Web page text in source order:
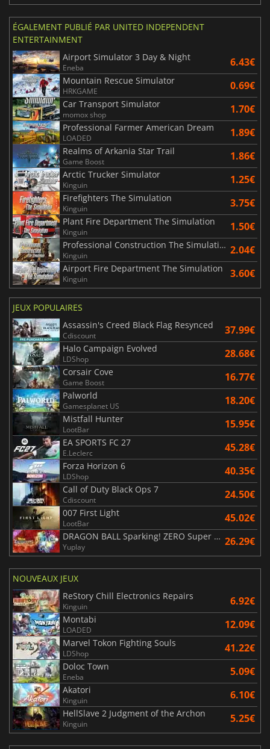
ÉGALEMENT PUBLIÉ PAR UNITED INDEPENDENT
ENTERTAINMENT
Airport Simulator 3 Day & Night
Eneba 6.43€
Mountain Rescue Simulator
HRKGAME 0.69€
Car Transport Simulator
momox shop 1.70€
Professional Farmer American Dream
LOADED 1.89€
Realms of Arkania Star Trail
Game Boost 1.86€
Arctic Trucker Simulator
Kinguin 1.25€
Firefighters The Simulation
Kinguin 3.75€
Plant Fire Department The Simulation
Kinguin 1.50€
Professional Construction The Simulation
Kinguin 2.04€
Airport Fire Department The Simulation
Kinguin 3.60€
JEUX POPULAIRES
Assassin's Creed Black Flag Resynced
Cdiscount 37.99€
Halo Campaign Evolved
LDShop 28.68€
Corsair Cove
Game Boost 16.77€
Palworld
Gamesplanet US 18.20€
Mistfall Hunter
LootBar 15.95€
EA SPORTS FC 27
E.Leclerc 45.28€
Forza Horizon 6
LDShop 40.35€
Call of Duty Black Ops 7
Cdiscount 24.50€
007 First Light
LootBar 45.02€
DRAGON BALL Sparking! ZERO Super Limit Breaking NEO
Yuplay 26.29€
NOUVEAUX JEUX
ReStory Chill Electronics Repairs
Kinguin 6.92€
Montabi
LOADED 12.09€
Marvel Tokon Fighting Souls
LDShop 41.22€
Doloc Town
Eneba 5.09€
Akatori
Kinguin 6.10€
HellSlave 2 Judgment of the Archon
Kinguin 5.25€